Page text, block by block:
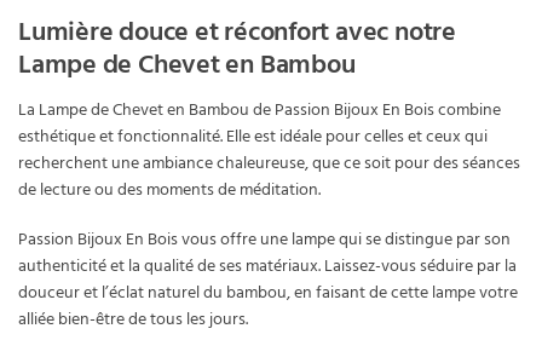
Lumière douce et réconfort avec notre
Lampe de Chevet en Bambou
La Lampe de Chevet en Bambou de Passion Bijoux En Bois combine
esthétique et fonctionnalité. Elle est idéale pour celles et ceux qui
recherchent une ambiance chaleureuse, que ce soit pour des séances
de lecture ou des moments de méditation.
Passion Bijoux En Bois vous offre une lampe qui se distingue par son
authenticité et la qualité de ses matériaux. Laissez-vous séduire par la
douceur et l’éclat naturel du bambou, en faisant de cette lampe votre
alliée bien-être de tous les jours.